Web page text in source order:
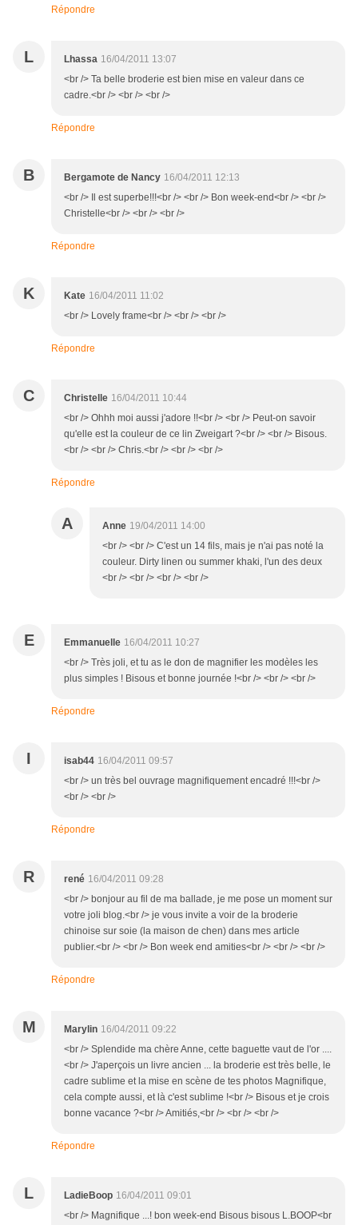
Répondre
L Lhassa 16/04/2011 13:07
<br /> Ta belle broderie est bien mise en valeur dans ce
cadre.<br /> <br /> <br />
Répondre
B Bergamote de Nancy 16/04/2011 12:13
<br /> Il est superbe!!!<br /> <br /> Bon week-end<br /> <br />
Christelle<br /> <br /> <br />
Répondre
K Kate 16/04/2011 11:02
<br /> Lovely frame<br /> <br /> <br />
Répondre
C Christelle 16/04/2011 10:44
<br /> Ohhh moi aussi j'adore !!<br /> <br /> Peut-on savoir
qu'elle est la couleur de ce lin Zweigart ?<br /> <br /> Bisous.
<br /> <br /> Chris.<br /> <br /> <br />
Répondre
A Anne 19/04/2011 14:00
<br /> <br /> C'est un 14 fils, mais je n'ai pas noté la
couleur. Dirty linen ou summer khaki, l'un des deux
<br /> <br /> <br /> <br />
E Emmanuelle 16/04/2011 10:27
<br /> Très joli, et tu as le don de magnifier les modèles les
plus simples ! Bisous et bonne journée !<br /> <br /> <br />
Répondre
I isab44 16/04/2011 09:57
<br /> un très bel ouvrage magnifiquement encadré !!!<br />
<br /> <br />
Répondre
R rené 16/04/2011 09:28
<br /> bonjour au fil de ma ballade, je me pose un moment sur
votre joli blog.<br /> je vous invite a voir de la broderie
chinoise sur soie (la maison de chen) dans mes article
publier.<br /> <br /> Bon week end amities<br /> <br /> <br />
Répondre
M Marylin 16/04/2011 09:22
<br /> Splendide ma chère Anne, cette baguette vaut de l'or ....
<br /> J'aperçois un livre ancien ... la broderie est très belle, le
cadre sublime et la mise en scène de tes photos Magnifique,
cela compte aussi, et là c'est sublime !<br /> Bisous et je crois
bonne vacance ?<br /> Amitiés,<br /> <br /> <br />
Répondre
L LadieBoop 16/04/2011 09:01
<br /> Magnifique ...! bon week-end Bisous bisous L.BOOP<br